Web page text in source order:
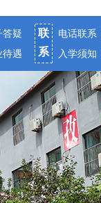
答疑
待遇
联
系
电话联系
入学须知